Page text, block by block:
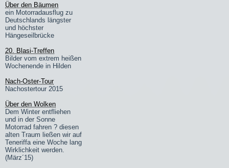
Über den Bäumen
ein Motorradausflug zu
Deutschlands längster
und höchster
Hängeseilbrücke
20. Blasi-Treffen
Bilder vom extrem heißen
Wochenende in Hilden
Nach-Oster-Tour
Nachostertour 2015
Über den Wolken
Dem Winter entfliehen
und in der Sonne
Motorrad fahren ? diesen
alten Traum ließen wir auf
Teneriffa eine Woche lang
Wirklichkeit werden.
(März´15)